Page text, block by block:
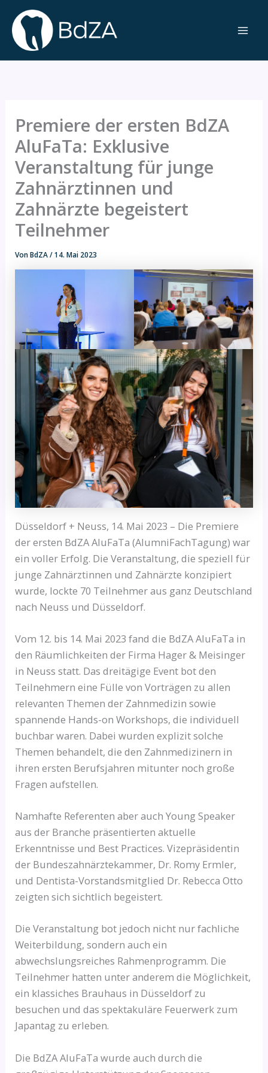
Inhalt
springen
Premiere der ersten BdZA
AluFaTa: Exklusive
Veranstaltung für junge
Zahnärztinnen und
Zahnärzte begeistert
Teilnehmer
VonBdZA/14. Mai 2023
Düsseldorf + Neuss, 14. Mai 2023 – Die Premiere
der ersten BdZA AluFaTa (AlumniFachTagung) war
ein voller Erfolg. Die Veranstaltung, die speziell für
junge Zahnärztinnen und Zahnärzte konzipiert
wurde, lockte 70 Teilnehmer aus ganz Deutschland
nach Neuss und Düsseldorf.
Vom 12. bis 14. Mai 2023 fand die BdZA AluFaTa in
den Räumlichkeiten der Firma Hager & Meisinger
in Neuss statt. Das dreitägige Event bot den
Teilnehmern eine Fülle von Vorträgen zu allen
relevanten Themen der Zahnmedizin sowie
spannende Hands-on Workshops, die individuell
buchbar waren. Dabei wurden explizit solche
Themen behandelt, die den Zahnmedizinern in
ihren ersten Berufsjahren mitunter noch große
Fragen aufstellen.
Namhafte Referenten aber auch Young Speaker
aus der Branche präsentierten aktuelle
Erkenntnisse und Best Practices. Vizepräsidentin
der Bundeszahnärztekammer, Dr. Romy Ermler,
und Dentista-Vorstandsmitglied Dr. Rebecca Otto
zeigten sich sichtlich begeistert.
Die Veranstaltung bot jedoch nicht nur fachliche
Weiterbildung, sondern auch ein
abwechslungsreiches Rahmenprogramm. Die
Teilnehmer hatten unter anderem die Möglichkeit,
ein klassiches Brauhaus in Düsseldorf zu
besuchen und das spektakuläre Feuerwerk zum
Japantag zu erleben.
Die BdZA AluFaTa wurde auch durch die